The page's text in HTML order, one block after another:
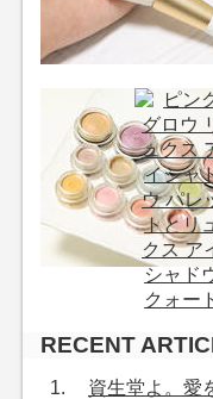
RECENT
資生堂よ。愛